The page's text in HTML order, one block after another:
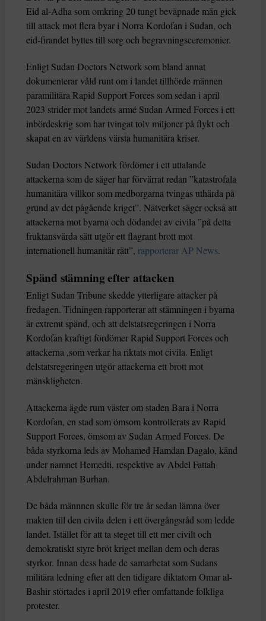
Eid al-Adha som omkring 20 tungt beväpnade män gick
till attack mot flera byar i Norra Kordofan i Sudan, och
eid-firandet byttes till sorg och begravningsceremonier.
Enligt Sudan Doctors Network som bland annat
dokumenterar våld runt om i landet tillhörde männen
paramilitära Rapid Support Forces som sedan i april
2023 strider mot landets armé Sudan Armed Forces i ett
inbördeskrig som har tvingat tolv miljoner på flykt och
skapat en av världens värsta humanitära kriser.
Sudan Doctors Network fördömer i ett uttalande
attackerna som de säger har förvärrat redan ”katastrofala
humanitära villkor som medborgarna tvingas uthärda på
grund av det pågående kriget”. Nätverket säger också att
attackerna mot byarna och dödandet av civila ”på detta
fruktansvärda sätt utgör ett flagrant brott mot
internationell humanitär rätt”, rapporterar AP News.
Spänd stämning efter attacken
Enligt Sudan Tribune skedde ytterligare attacker på
fredagen. Tidningen rapporterar att stämningen i byarna
är extremt spänd, och att delstatsregeringen i Norra
Kordofan kraftigt fördömer Rapid Support Forces och
attackerna ,som verkar ha riktats mot civila. Enligt
delstatsregeringen utgör attackerna ett brott mot
mänskligheten.
Attackerna ägde rum väster om staden Bara i Norra
Kordofan, en stad som ömsom kontrollerats av Rapid
Support Forces, ömsom av Sudan Armed Forces. De
båda styrkorna leds av Mohamed Hamdan Dagalo, känd
under namnet Hemedti, respektive av Abdel Fattah
Abdelrahman Burhan.
De båda männnen skulle för tre år sedan lämna över
makten till den civila delen i ett övergångsråd som ledde
landet. Istället för att ta steget till ett mer civilt och
demokratiskt styre bröt kriget mellan dem och deras
styrkor. Innan dess hade de samarbetat som Sudans
militära ledning efter att den tidigare diktatorn Omar al-
Bashir störtades i april 2019 efter omfattande folkliga
protester.